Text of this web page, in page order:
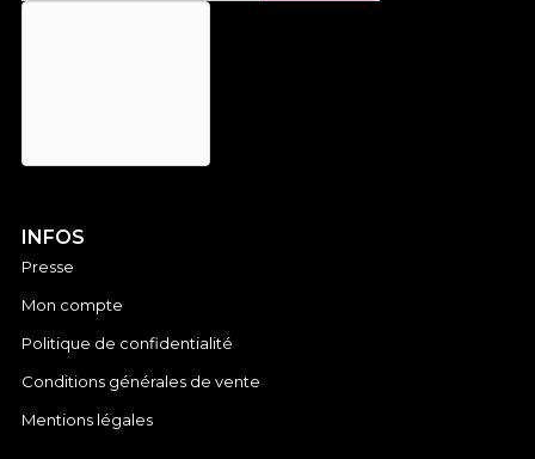
INFOS
Presse
Mon compte
Politique de confidentialité
Conditions générales de vente
Mentions légales